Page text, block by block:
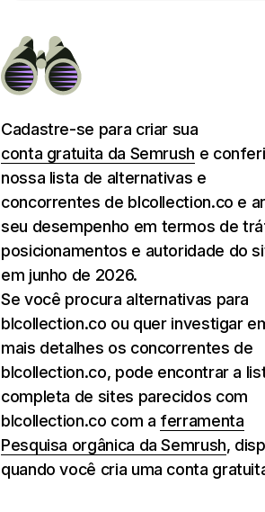
Cadastre-se para criar sua
conta gratuita da Semrush e
nossa lista de alternativas e
concorrentes de blcollection.co e
seu desempenho em termos de
posicionamentos e autoridade do
em junho de 2026.
Se você procura alternativas para
blcollection.co ou quer investigar
mais detalhes os concorrentes de
blcollection.co, pode encontrar a
completa de sites parecidos com
blcollection.co com a ferramenta
Pesquisa orgânica da Semrush,
quando você cria uma conta